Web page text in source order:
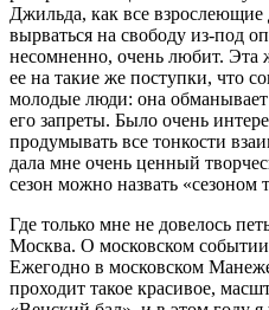
Джильда, как все взрослеющие
вырваться на свободу из-под
несомненно, очень любит. Эта
ее на такие же поступки, что
молодые люди: она
его запреты. Было очень
продумывать все тонкости
дала мне очень ценный
сезон можно назвать «сезоном
Где только мне не довелось
Москва. О московском
Ежегодно в московском
проходит такое красивое,